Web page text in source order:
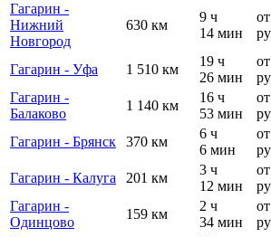
Гагарин -
Нижний
Новгород
630 км
9 ч
14 мин
Гагарин - Уфа 1 510 км
19 ч
26 мин
Гагарин -
Балаково
1 140 км
16 ч
53 мин
Гагарин - Брянск
370 км
6 ч
6 мин
Гагарин - Калуга
201 км
3 ч
12 мин
Гагарин -
Одинцово
159 км
2 ч
34 мин